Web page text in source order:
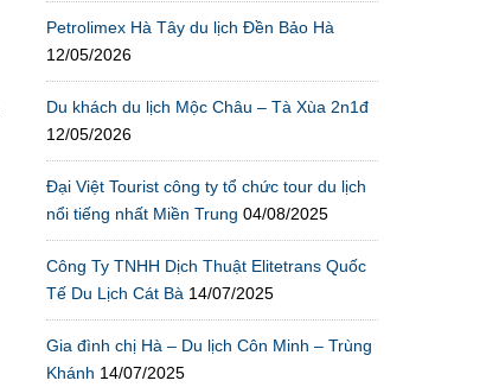
Petrolimex Hà Tây du lịch Đền Bảo Hà
12/05/2026
Du khách du lịch Mộc Châu – Tà Xùa 2n1đ
12/05/2026
Đại Việt Tourist công ty tổ chức tour du lịch
nổi tiếng nhất Miền Trung 04/08/2025
Công Ty TNHH Dịch Thuật Elitetrans Quốc
Tế Du Lịch Cát Bà 14/07/2025
Gia đình chị Hà – Du lịch Côn Minh – Trùng
Khánh 14/07/2025